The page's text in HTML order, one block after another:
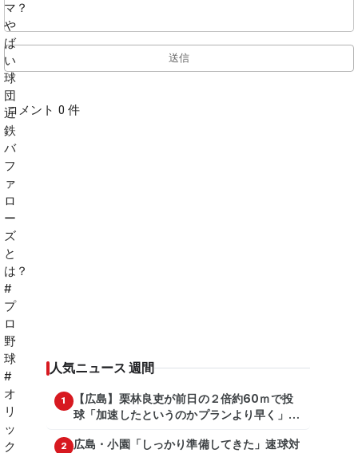
送信
コメント 0 件
人気ニュース 週間
1
【広島】栗林良吏が前日の２倍約60ｍで投
球「加速したというのかプランより早く」自
2
広島・小園「しっかり準備してきた」速球対